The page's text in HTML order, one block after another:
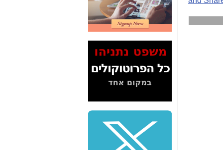
דיין לא פרסמה ב"ערוץ
2" על תעלולי השר
משה כחלון -כאן
המשך חשיפת הבלוף
ששמו "מהפיכת
הסלולר" ואיך מסרסים
את הנתונים לציבור -
ואלי - למה 3 הגדולות
משקיעות ומפתחות
באותם תחומים -כאן
שלמה פילבר (עד
לאחרונה מנכ"ל משרד